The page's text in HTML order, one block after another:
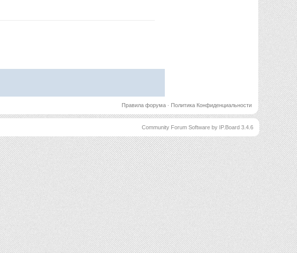
Политика Конфиденциальности
Правила форума·
Community Forum Software by IP.Board 3.4.6